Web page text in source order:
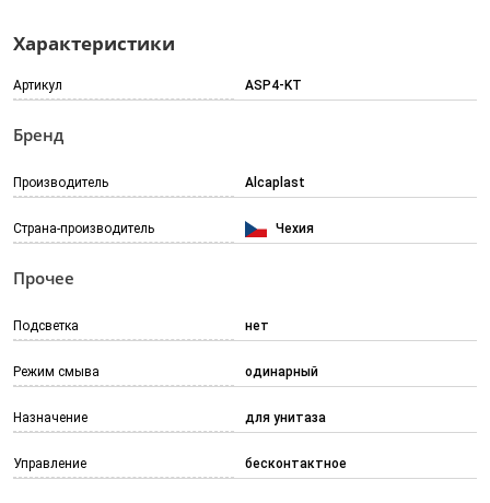
Характеристики
Артикул ASP4-KT
Бренд
Производитель Alcaplast
Страна-производитель Чехия
Прочее
Подсветка нет
Режим смыва одинарный
Назначение для унитаза
Управление бесконтактное